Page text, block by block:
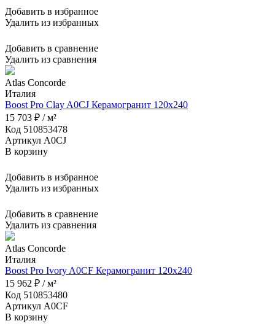
Добавить в избранное
Удалить из избранных
Добавить в сравнение
Удалить из сравнения
Atlas Concorde
Италия
Boost Pro Clay A0CJ Керамогранит 120x240
15 703 ₽ / м²
Код 510853478
Артикул A0CJ
В корзину
Добавить в избранное
Удалить из избранных
Добавить в сравнение
Удалить из сравнения
Atlas Concorde
Италия
Boost Pro Ivory A0CF Керамогранит 120x240
15 962 ₽ / м²
Код 510853480
Артикул A0CF
В корзину